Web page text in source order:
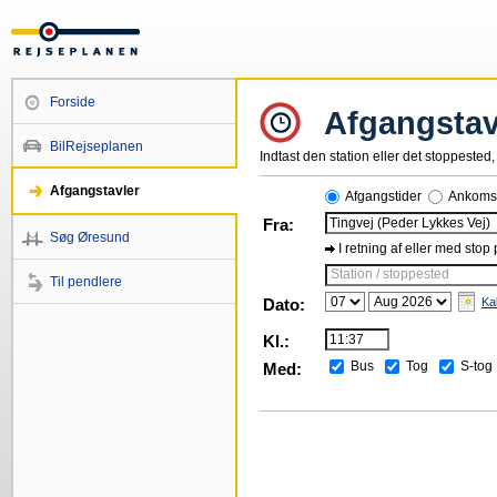
Forside
BilRejseplanen
Afgangstavler
Søg Øresund
Til pendlere
Indtast den station eller det
Afgangstider
Fra:
I retning af eller med stop
Station / stoppested
Dato:
Kl.:
Med:
Bus Tog S-tog